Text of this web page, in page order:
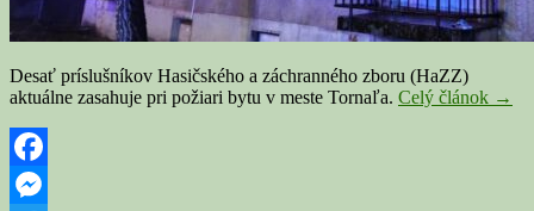
Desať príslušníkov Hasičského a záchranného zboru (HaZZ)
aktuálne zasahuje pri požiari bytu v meste Tornaľa. Celý článok →
Facebook